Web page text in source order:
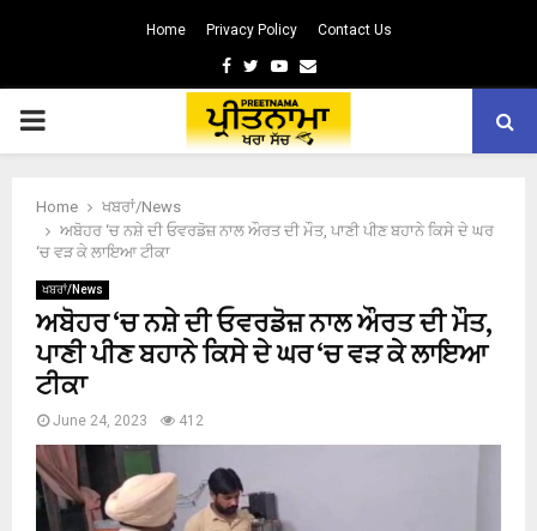
Home Privacy Policy Contact Us
Facebook
TwitterYoutube
Email
PRIMARY
Home
ਖਬਰਾਂ/News
ਅਬੋਹਰ ‘ਚ ਨਸ਼ੇ ਦੀ ਓਵਰਡੋਜ਼ ਨਾਲ ਔਰਤ ਦੀ ਮੌਤ, ਪਾਣੀ ਪੀਣ ਬਹਾਨੇ ਕਿਸੇ ਦੇ ਘਰ
‘ਚ ਵੜ ਕੇ ਲਾਇਆ ਟੀਕਾ
ਖਬਰਾਂ/News
ਅਬੋਹਰ ‘ਚ ਨਸ਼ੇ ਦੀ ਓਵਰਡੋਜ਼ ਨਾਲ ਔਰਤ ਦੀ ਮੌਤ,
ਪਾਣੀ ਪੀਣ ਬਹਾਨੇ ਕਿਸੇ ਦੇ ਘਰ ‘ਚ ਵੜ ਕੇ ਲਾਇਆ
ਟੀਕਾ
June 24, 2023 412